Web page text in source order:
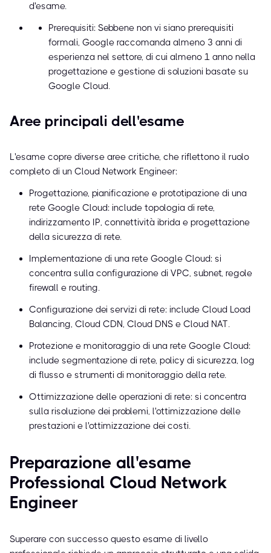
d'esame.
Prerequisiti: Sebbene non vi siano prerequisiti
formali, Google raccomanda almeno 3 anni di
esperienza nel settore, di cui almeno 1 anno nella
progettazione e gestione di soluzioni basate su
Google Cloud.
Aree principali dell'esame
L'esame copre diverse aree critiche, che riflettono il ruolo
completo di un Cloud Network Engineer:
Progettazione, pianificazione e prototipazione di una
rete Google Cloud: include topologia di rete,
indirizzamento IP, connettività ibrida e progettazione
della sicurezza di rete.
Implementazione di una rete Google Cloud: si
concentra sulla configurazione di VPC, subnet, regole
firewall e routing.
Configurazione dei servizi di rete: include Cloud Load
Balancing, Cloud CDN, Cloud DNS e Cloud NAT.
Protezione e monitoraggio di una rete Google Cloud:
include segmentazione di rete, policy di sicurezza, log
di flusso e strumenti di monitoraggio della rete.
Ottimizzazione delle operazioni di rete: si concentra
sulla risoluzione dei problemi, l'ottimizzazione delle
prestazioni e l'ottimizzazione dei costi.
Preparazione all'esame
Professional Cloud Network
Engineer
Superare con successo questo esame di livello